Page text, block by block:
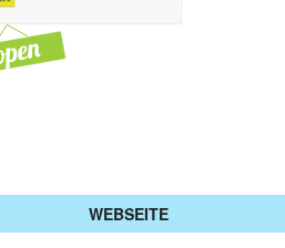
WEBSEITE